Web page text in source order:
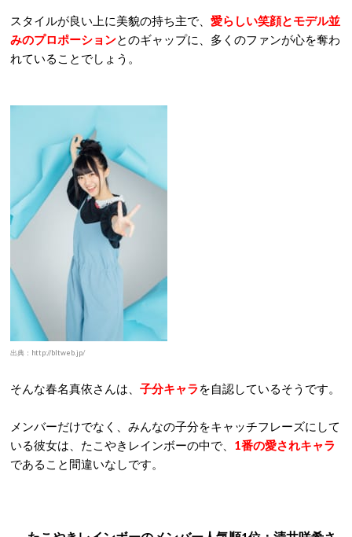
スタイルが良い上に美貌の持ち主で、 愛らしい笑顔とモデル並
みのプロポーションとのギャップに、多くのファンが心を奪わ
れていることでしょう。
出典：http://bltweb.jp/
そんな春名真依さんは、 子分キャラを自認しているそうです。
メンバーだけでなく、みんなの子分をキャッチフレーズにして
いる彼女は、たこやきレインボーの中で、 1番の愛されキャラ
であること間違いなしです。